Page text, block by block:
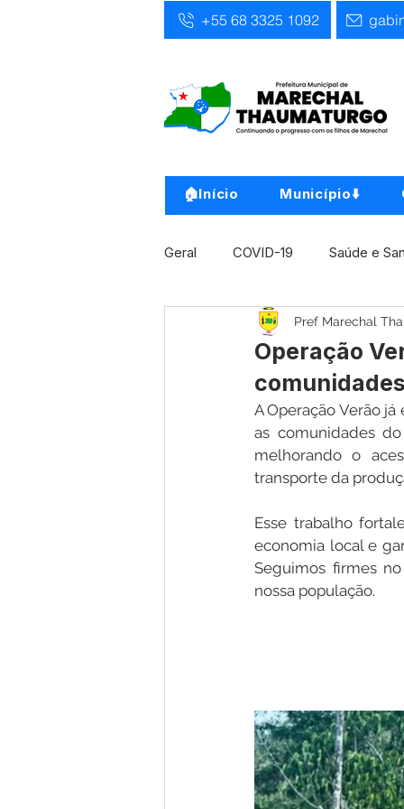
+55 68 3325 1092
🏠Início Município⬇️
Geral COVID-19 Saúde e
Infra, Obra e Transporte
Concursos Comunicado
Nota de Pesar Campanhas
Defesa Civil Emenda
Operação
Pref Marechal
A Operação Verão
as comunidades
melhorando o
transporte da
Esse trabalho
economia local e
Seguimos firmes
nossa população.